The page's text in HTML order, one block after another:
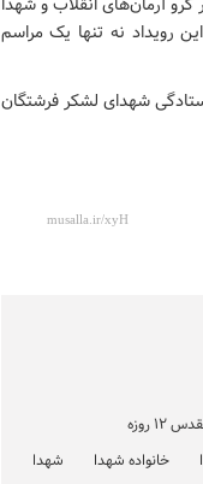
رویداد نه تنها یک مراسم
شهدای لشکر فرشتگان
روزه
خانواده شهدا
شهدا